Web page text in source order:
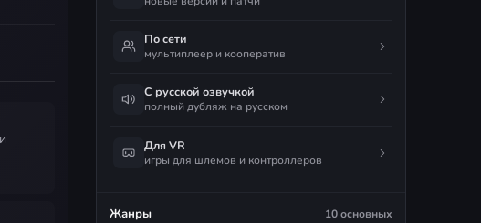
По сети
мультиплеер и кооператив
С русской озвучкой
полный дубляж на русском
Для VR
игры для шлемов и контроллеров
Жанры 10 основных